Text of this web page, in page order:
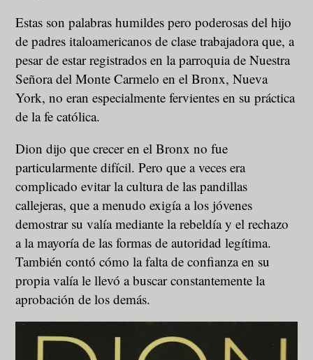
Estas son palabras humildes pero poderosas del hijo
de padres italoamericanos de clase trabajadora que, a
pesar de estar registrados en la parroquia de Nuestra
Señora del Monte Carmelo en el Bronx, Nueva
York, no eran especialmente fervientes en su práctica
de la fe católica.
Dion dijo que crecer en el Bronx no fue
particularmente difícil. Pero que a veces era
complicado evitar la cultura de las pandillas
callejeras, que a menudo exigía a los jóvenes
demostrar su valía mediante la rebeldía y el rechazo
a la mayoría de las formas de autoridad legítima.
También contó cómo la falta de confianza en su
propia valía le llevó a buscar constantemente la
aprobación de los demás.